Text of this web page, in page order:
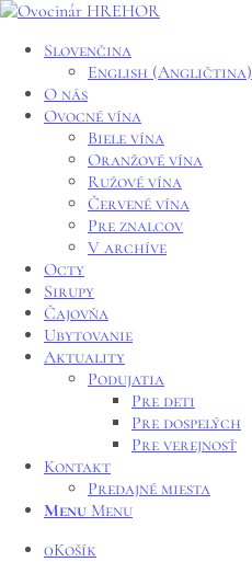
Slovenčina
English (Angličtina)
O nás
Ovocné vína
Biele vína
Oranžové vína
Ružové vína
Červené vína
Pre znalcov
V archíve
Octy
Sirupy
Čajovňa
Ubytovanie
Aktuality
Podujatia
Pre deti
Pre dospelých
Pre verejnosť
Kontakt
Predajné miesta
Menu Menu
0Košík